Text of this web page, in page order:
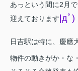
あっという間に2月で
迎えております |дﾟ
日吉駅は特に、慶應
物件の動きがか・な